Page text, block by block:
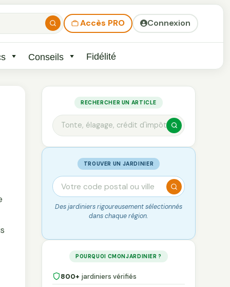
Accès PRO Connexion
Conseils Fidélité
RECHERCHER UN ARTICLE
TROUVER UN JARDINIER
Des jardiniers rigoureusement sélectionnés
dans chaque région.
POURQUOI CMONJARDINIER ?
800+ jardiniers vérifiés